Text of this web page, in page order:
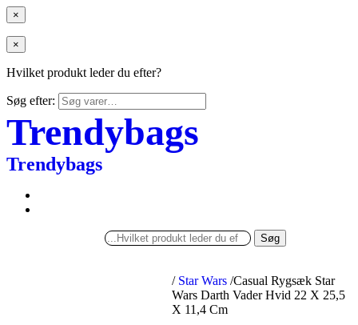
×
×
Hvilket produkt leder du efter?
Søg efter:
Trendybags
Trendybags
Søg
/ Star Wars /Casual Rygsæk Star
Wars Darth Vader Hvid 22 X 25,5
X 11,4 Cm